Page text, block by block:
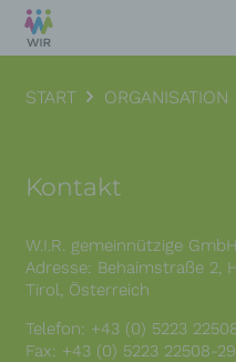
START ORGANISATION
Kontakt
W.I.R. gemeinnützige GmbH
Adresse: Behaimstraße 2,
Tirol, Österreich
Telefon: +43 (0) 5223
Fax: +43 (0) 5223 22508-29